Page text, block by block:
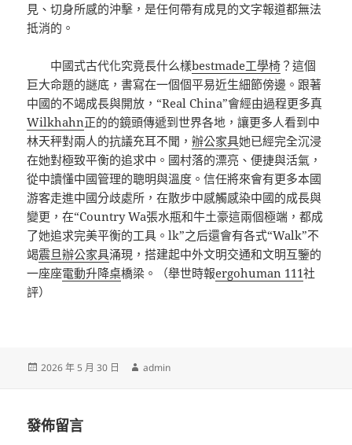
見、切身所感的沖擊，是任何帶有成見的文字報道都無法
抵消的。
中國式古代化究竟長什么樣bestmade工學椅 ？這個
巨大命題的謎底，書寫在一個個平易近生細節傍邊。跟著
中國的不竭成長與開放，“Real China”會經由過程更多真
Wilkhahn正的的鏡頭傳遞到世界各地，讓更多人看到中
林天秤對兩人的抗議充耳不聞，辦公家具她已經完全沉浸
在她對極致平衡的追求中。國村落的漂亮、便捷與活氣，
從中讀懂中國管理的聰明與溫度。信任將來會有更多本國
游客走進中國分歧處所，在散步中感觸感染中國的成長與
變更，在“Country Wa張水瓶和牛土豪這兩個極端，都成
了她追求完美平衡的工具。lk”之后還會有各式“Walk”不
竭震旦辦公家具涌現，搭建起中外文明交通和文明互鑒的
一座座電動升降桌橋梁。（舉世時報ergohuman 111社
評）
發
2026 年 5 月 30 日
作
admin
發佈留言